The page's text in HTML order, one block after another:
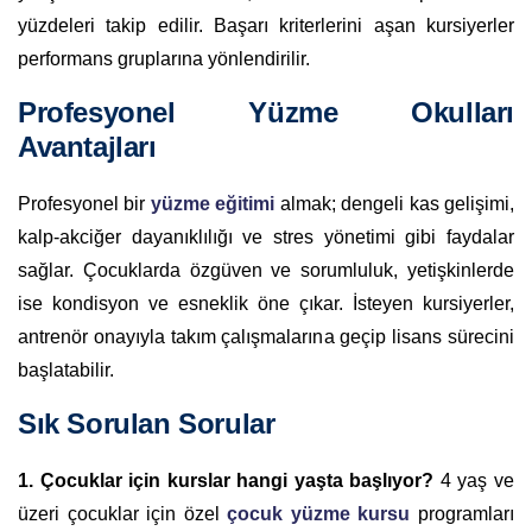
yüzdeleri takip edilir. Başarı kriterlerini aşan kursiyerler
performans gruplarına yönlendirilir.
Profesyonel Yüzme Okulları
Avantajları
Profesyonel bir yüzme eğitimi almak; dengeli kas gelişimi,
kalp-akciğer dayanıklılığı ve stres yönetimi gibi faydalar
sağlar. Çocuklarda özgüven ve sorumluluk, yetişkinlerde
ise kondisyon ve esneklik öne çıkar. İsteyen kursiyerler,
antrenör onayıyla takım çalışmalarına geçip lisans sürecini
başlatabilir.
Sık Sorulan Sorular
1. Çocuklar için kurslar hangi yaşta başlıyor? 4 yaş ve
üzeri çocuklar için özelçocuk yüzme kursu programları